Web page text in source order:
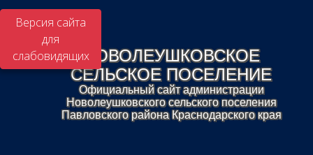
Версия сайта
для
слабовидящихНОВОЛЕУШКОВСКОЕ
СЕЛЬСКОЕ ПОСЕЛЕНИЕ
Официальный сайт администрации
Новолеушковского сельского поселения
Павловского района Краснодарского края